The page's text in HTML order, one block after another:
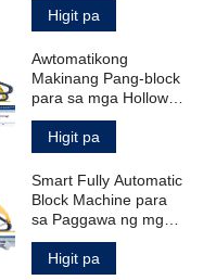
Higit pa
Awtomatikong
Makinang Pang-block
para sa mga Hollow
Solid Paving Block at
Curbstone
Higit pa
Smart Fully Automatic
Block Machine para
sa Paggawa ng mga
Produktong
Kongkreto
Higit pa